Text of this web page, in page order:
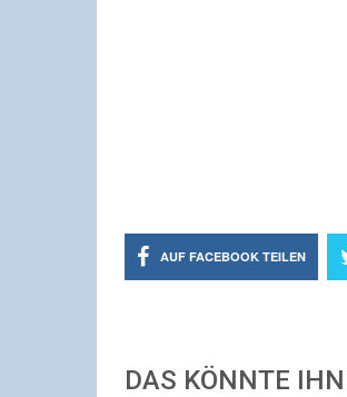
AUF FACEBOOK TEILEN
DAS KÖNNTE